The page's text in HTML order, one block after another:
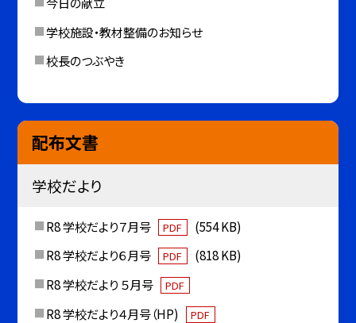
学校施設・教材整備のお知らせ
校長のつぶやき
配布文書
学校だより
R8 学校だより７月号 PDF
(554 KB)
R8 学校だより６月号
PDF
(818 KB)
R8 学校だより ５月号
PDF
R8 学校だより４月号（HP) PDF